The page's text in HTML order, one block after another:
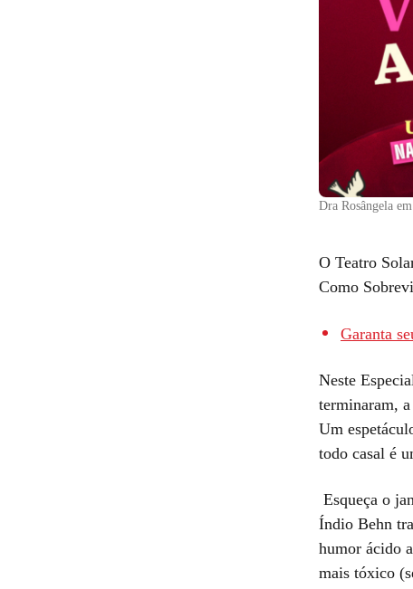
Dra Rosângela
O Teatro
Como
Garanta
Neste
terminaram,
Um
todo casal é
Esqueça o
Índio Behn
humor ácido
mais tóxico